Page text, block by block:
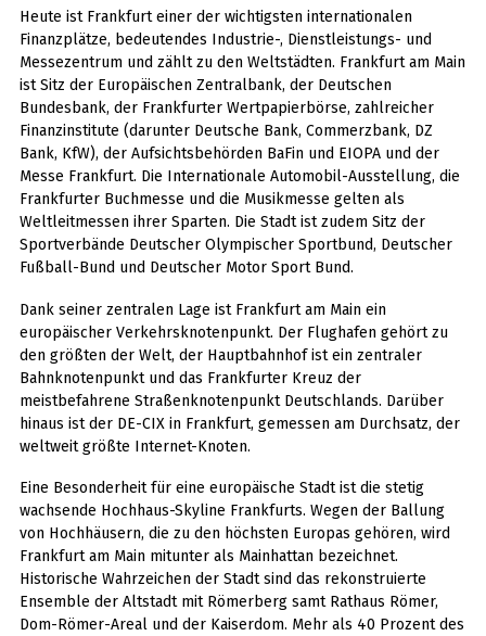
Heute ist Frankfurt einer der wichtigsten internationalen
Finanzplätze, bedeutendes Industrie-, Dienstleistungs- und
Messezentrum und zählt zu den Weltstädten. Frankfurt am Main
ist Sitz der Europäischen Zentralbank, der Deutschen
Bundesbank, der Frankfurter Wertpapierbörse, zahlreicher
Finanzinstitute (darunter Deutsche Bank, Commerzbank, DZ
Bank, KfW), der Aufsichtsbehörden BaFin und EIOPA und der
Messe Frankfurt. Die Internationale Automobil-Ausstellung, die
Frankfurter Buchmesse und die Musikmesse gelten als
Weltleitmessen ihrer Sparten. Die Stadt ist zudem Sitz der
Sportverbände Deutscher Olympischer Sportbund, Deutscher
Fußball-Bund und Deutscher Motor Sport Bund.
Dank seiner zentralen Lage ist Frankfurt am Main ein
europäischer Verkehrsknotenpunkt. Der Flughafen gehört zu
den größten der Welt, der Hauptbahnhof ist ein zentraler
Bahnknotenpunkt und das Frankfurter Kreuz der
meistbefahrene Straßenknotenpunkt Deutschlands. Darüber
hinaus ist der DE-CIX in Frankfurt, gemessen am Durchsatz, der
weltweit größte Internet-Knoten.
Eine Besonderheit für eine europäische Stadt ist die stetig
wachsende Hochhaus-Skyline Frankfurts. Wegen der Ballung
von Hochhäusern, die zu den höchsten Europas gehören, wird
Frankfurt am Main mitunter als Mainhattan bezeichnet.
Historische Wahrzeichen der Stadt sind das rekonstruierte
Ensemble der Altstadt mit Römerberg samt Rathaus Römer,
Dom-Römer-Areal und der Kaiserdom. Mehr als 40 Prozent des